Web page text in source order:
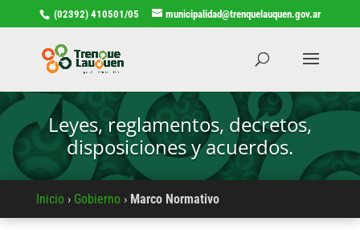
(02392) 410501/05 municipalidad@trenquelauquen.gov.ar
Leyes, reglamentos, decretos,
disposiciones y acuerdos.
Inicio› Gobierno› Marco Normativo